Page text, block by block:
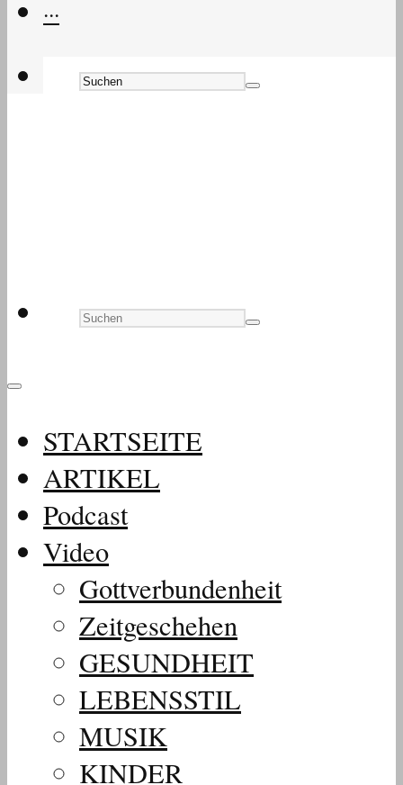
···
STARTSEITE
ARTIKEL
Podcast
Video
Gottverbundenheit
Zeitgeschehen
GESUNDHEIT
LEBENSSTIL
MUSIK
KINDER